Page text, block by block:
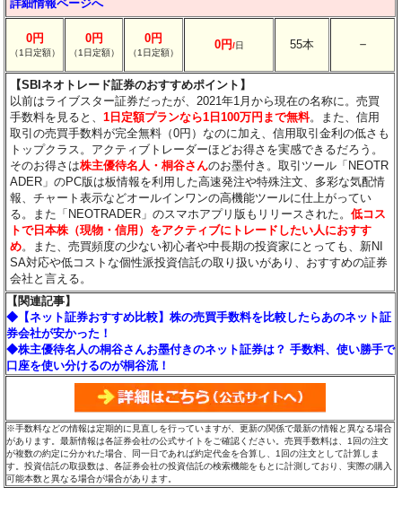
詳細情報ページへ
0円
（1日定額）
0円
（1日定額）
0円
（1日定額）
0円/日 55本 －
【SBIネオトレード証券のおすすめポイント】
以前はライブスター証券だったが、2021年1月から現在の名称に。売買
手数料を見ると、1日定額プランなら1日100万円まで無料。また、信用
取引の売買手数料が完全無料（0円）なのに加え、信用取引金利の低さも
トップクラス。アクティブトレーダーほどお得さを実感できるだろう。
そのお得さは株主優待名人・桐谷さんのお墨付き。取引ツール「NEOTR
ADER」のPC版は板情報を利用した高速発注や特殊注文、多彩な気配情
報、チャート表示などオールインワンの高機能ツールに仕上がってい
る。また「NEOTRADER」のスマホアプリ版もリリースされた。低コス
トで日本株（現物・信用）をアクティブにトレードしたい人におすす
め。また、売買頻度の少ない初心者や中長期の投資家にとっても、新NI
SA対応や低コストな個性派投資信託の取り扱いがあり、おすすめの証券
会社と言える。
【関連記事】
◆【ネット証券おすすめ比較】株の売買手数料を比較したらあのネット証
券会社が安かった！
◆株主優待名人の桐谷さんお墨付きのネット証券は？ 手数料、使い勝手で
口座を使い分けるのが桐谷流！
※手数料などの情報は定期的に見直しを行っていますが、更新の関係で最新の情報と異なる場合
があります。最新情報は各証券会社の公式サイトをご確認ください。売買手数料は、1回の注文
が複数の約定に分かれた場合、同一日であれば約定代金を合算し、1回の注文として計算しま
す。投資信託の取扱数は、各証券会社の投資信託の検索機能をもとに計測しており、実際の購入
可能本数と異なる場合が場合があります。